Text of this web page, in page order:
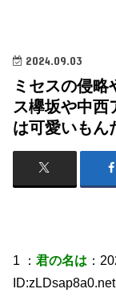
2024.09.03
ミセスの侵
ス欅坂や中西
は可愛いもん
1 ：君の名は ：
ID:zLDsap8a0.net